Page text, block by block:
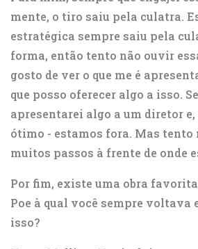
mente, o tiro saiu pela culatra.
estratégica sempre saiu pela
forma, então tento não ouvir
gosto de ver o que me é
que posso oferecer algo a isso.
apresentarei algo a um diretor e,
ótimo - estamos fora. Mas tento
muitos passos à frente de onde
Por fim, existe uma obra
Poe à qual você sempre voltava
isso?